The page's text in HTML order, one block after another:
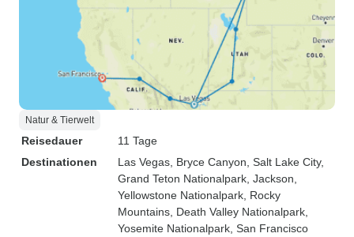
Natur & Tierwelt
Reisedauer
11 Tage
Destinationen
Las Vegas , Bryce Canyon , Salt Lake City,
Grand Teton Nationalpark , Jackson
Yellowstone Nationalpark , Rocky
Mountains , Death Valley Nationalpark
Yosemite Nationalpark , San Francisco